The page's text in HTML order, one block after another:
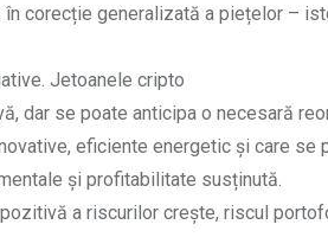
corecție generalizată a piețelor –
Jetoanele cripto
dar se poate anticipa o necesară
eficiente energetic și care se
și profitabilitate susținută.
a riscurilor crește, riscul